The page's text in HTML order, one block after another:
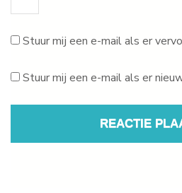
Stuur mij een e-mail als er
Stuur mij een e-mail als er